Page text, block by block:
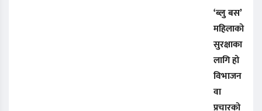
‘ब्लु बस’
महिलाको
सुरक्षाका
लागि हो
विभाजन
वा